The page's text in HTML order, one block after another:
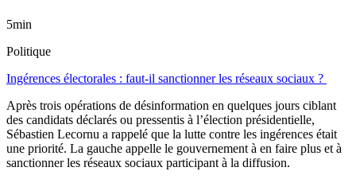
5min
Politique
Ingérences électorales : faut-il sanctionner les réseaux sociaux ?
Après trois opérations de désinformation en quelques jours ciblant
des candidats déclarés ou pressentis à l’élection présidentielle,
Sébastien Lecornu a rappelé que la lutte contre les ingérences était
une priorité. La gauche appelle le gouvernement à en faire plus et à
sanctionner les réseaux sociaux participant à la diffusion.